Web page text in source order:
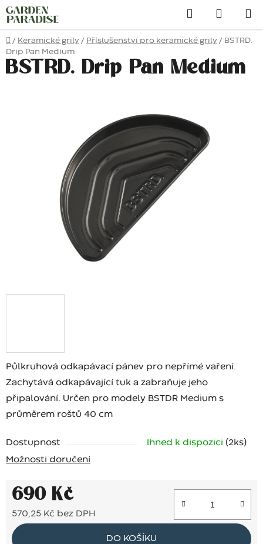
Přejít
na
obsah
Hledat
Domů
/ Keramické grily / Příslušenství pro keramické grily / BSTRD.
Drip Pan Medium
Půlkruhová odkapávací pánev pro nepřímé vaření.
Zachytává odkapávající tuk a zabraňuje jeho
připalování. Určen pro modely BSTDR Medium s
průměrem roštů 40 cm
Dostupnost Ihned k dispozici (2 ks)
Možnosti doručení
690 Kč
570,25 Kč bez DPH
Měrná cena:
DO KOŠÍKU
BSTRD. Drip Pan Medium